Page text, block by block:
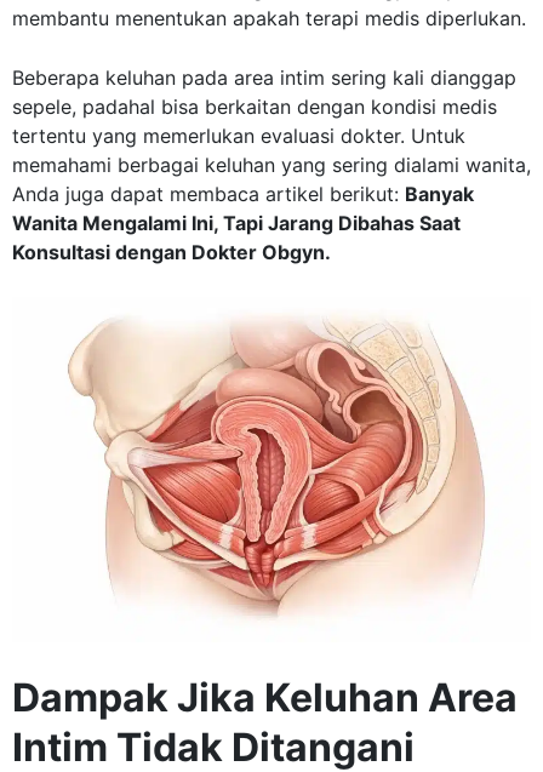
membantu menentukan apakah terapi medis diperlukan.
Beberapa keluhan pada area intim sering kali dianggap
sepele, padahal bisa berkaitan dengan kondisi medis
tertentu yang memerlukan evaluasi dokter. Untuk
memahami berbagai keluhan yang sering dialami wanita,
Anda juga dapat membaca artikel berikut: Banyak
Wanita Mengalami Ini, Tapi Jarang Dibahas Saat
Konsultasi dengan Dokter Obgyn.
Dampak Jika Keluhan Area
Intim Tidak Ditangani